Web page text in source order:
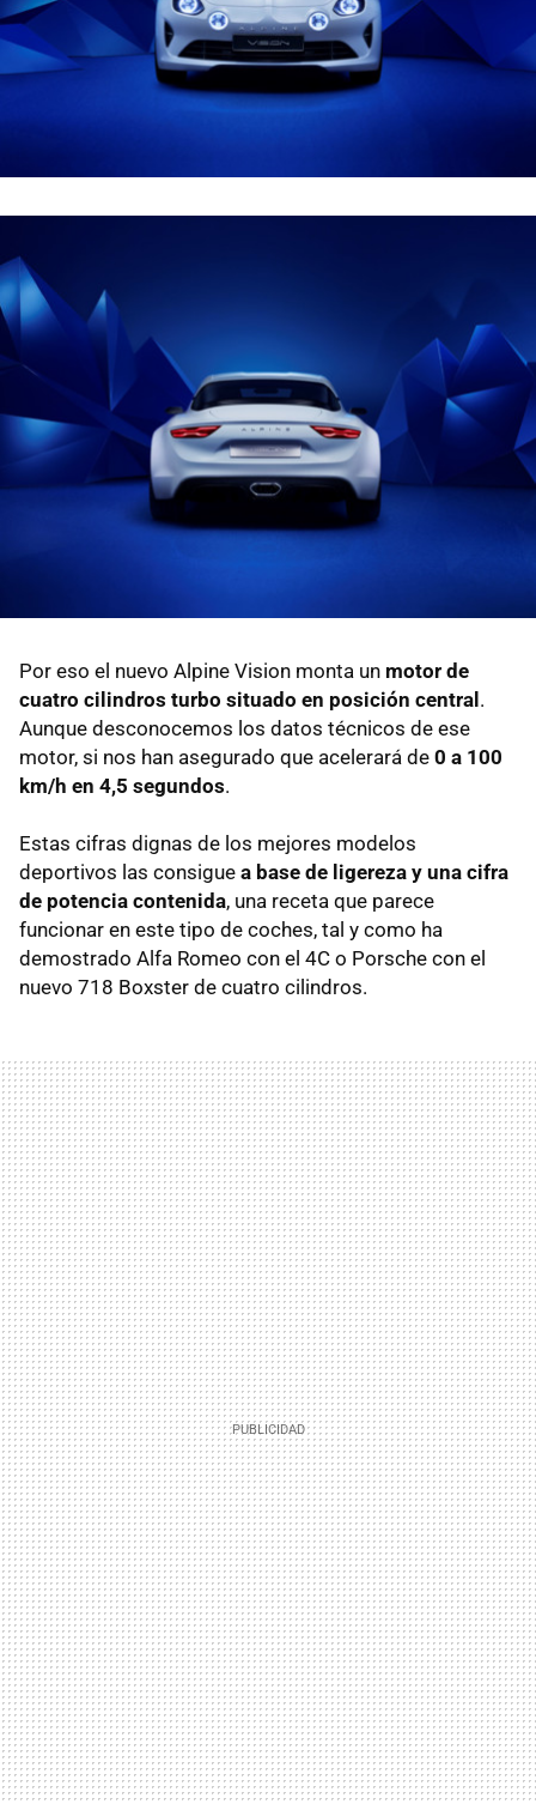
Por eso el nuevo Alpine Vision monta un motor de
cuatro cilindros turbo situado en posición central.
Aunque desconocemos los datos técnicos de ese
motor, si nos han asegurado que acelerará de 0 a 100
km/h en 4,5 segundos.
Estas cifras dignas de los mejores modelos
deportivos las consigue a base de ligereza y una cifra
de potencia contenida, una receta que parece
funcionar en este tipo de coches, tal y como ha
demostrado Alfa Romeo con el 4C o Porsche con el
nuevo 718 Boxster de cuatro cilindros.